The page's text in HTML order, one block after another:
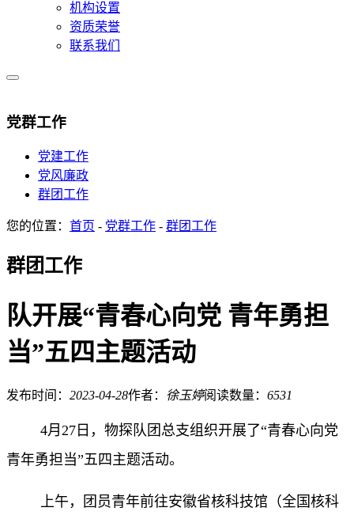
机构设置
资质荣誉
联系我们
党群工作
党建工作
党风廉政
群团工作
您的位置： 首页 - 党群工作 - 群团工作
群团工作
队开展“青春心向党 青年勇担
当”五四主题活动
发布时间： 2023-04-28作者： 徐玉婷阅读数量： 6531
4月27日，物探队团总支组织开展了“青春心向党
青年勇担当”五四主题活动。
上午，团员青年前往安徽省核科技馆（全国核科